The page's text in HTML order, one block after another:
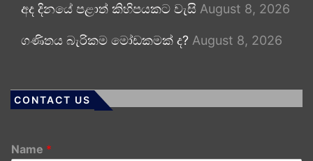
අද දිනයේ පළාත් කිහිපයකට වැසි August 8, 2026
ගණිතය බැරිකම මෝඩකමක් ද? August 8, 2026
CONTACT US
Name *